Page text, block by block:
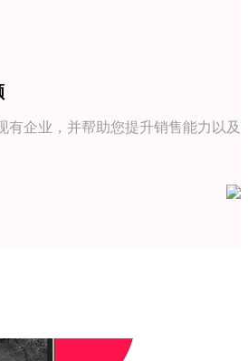
有企业，并帮助您提升销售能力以及